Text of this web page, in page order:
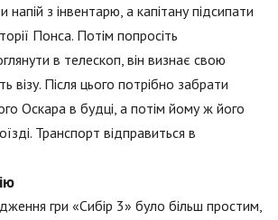
з інвентарю, а капітану підсипати
Понса. Потім попросіть
в телескоп, він визнає свою
візу. Після цього потрібно забрати
Оскара в будці, а потім йому ж його
Транспорт відправиться в
гри «Сибір 3» було більш простим,